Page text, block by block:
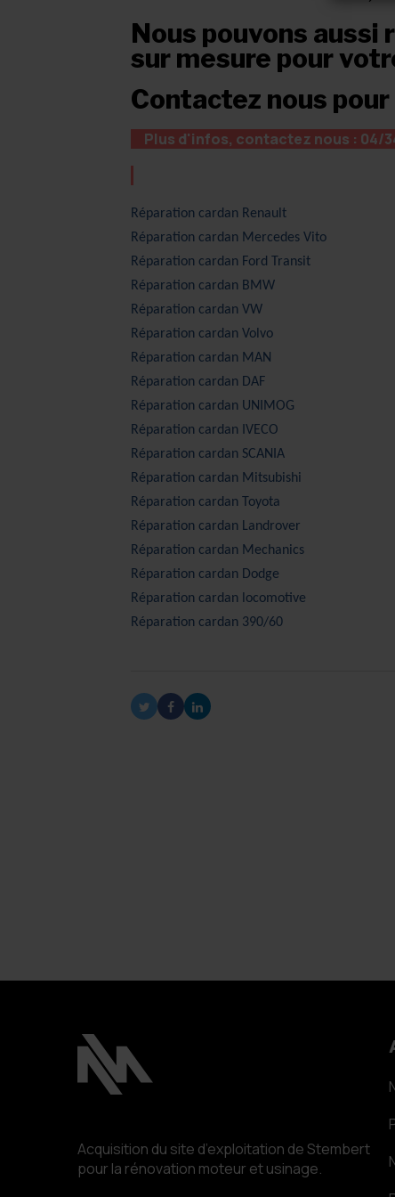
Nous pouvons aussi
sur mesure pour
Contactez nous
Plus d'infos, contactez nous : 04/
Réparation cardan Renault
Réparation cardan Mercedes Vito
Réparation cardan Ford Transit
Réparation cardan BMW
Réparation cardan VW
Réparation cardan Volvo
Réparation cardan MAN
Réparation cardan DAF
Réparation cardan UNIMOG
Réparation cardan IVECO
Réparation cardan SCANIA
Réparation cardan Mitsubishi
Réparation cardan Toyota
Réparation cardan Landrover
Réparation cardan Mechanics
Réparation cardan Dodge
Réparation cardan locomotive
Réparation cardan 390/60
Acquisition du site d’exploitation de Stembert
pour la rénovation moteur et usinage.